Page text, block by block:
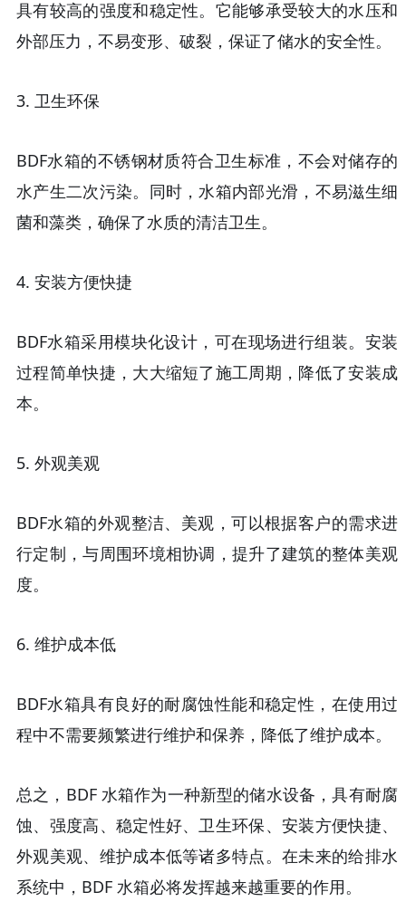
具有较高的强度和稳定性。它能够承受较大的水压和
外部压力，不易变形、破裂，保证了储水的安全性。
3. 卫生环保
BDF水箱的不锈钢材质符合卫生标准，不会对储存的
水产生二次污染。同时，水箱内部光滑，不易滋生细
菌和藻类，确保了水质的清洁卫生。
4. 安装方便快捷
BDF水箱采用模块化设计，可在现场进行组装。安装
过程简单快捷，大大缩短了施工周期，降低了安装成
本。
5. 外观美观
BDF水箱的外观整洁、美观，可以根据客户的需求进
行定制，与周围环境相协调，提升了建筑的整体美观
度。
6. 维护成本低
BDF水箱具有良好的耐腐蚀性能和稳定性，在使用过
程中不需要频繁进行维护和保养，降低了维护成本。
总之， BDF 水箱作为一种新型的储水设备，具有耐腐
蚀、强度高、稳定性好、卫生环保、安装方便快捷、
外观美观、维护成本低等诸多特点。在未来的给排水
系统中，BDF 水箱必将发挥越来越重要的作用。